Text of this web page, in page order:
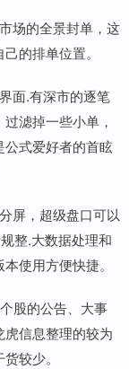
场的全景封单，这
的排单位置。
面.有深市的逐笔
滤掉一些小单，
式爱好者的首眩
屏，超级盘口可以
整.大数据处理和
使用方便快捷。
股的公告、大事
信息整理的较为
较少。